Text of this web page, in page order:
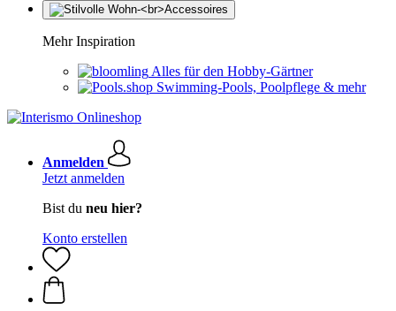
Mehr Inspiration
Alles für den Hobby-Gärtner
Swimming-Pools, Poolpflege & mehr
Anmelden
Jetzt anmelden
Bist du neu hier?
Konto erstellen